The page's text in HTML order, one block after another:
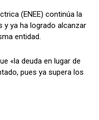
(ENEE) continúa la
ya ha logrado alcanzar
entidad.
«la deuda en lugar de
pues ya supera los